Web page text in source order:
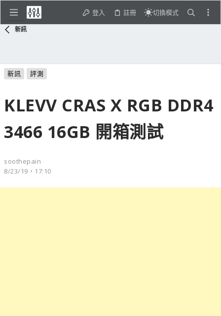
登入 註冊 切換模式
新訊
新訊 評測
KLEVV CRAS X RGB DDR4
3466 16GB 開箱測試
soothepain
8/23/19，17:10